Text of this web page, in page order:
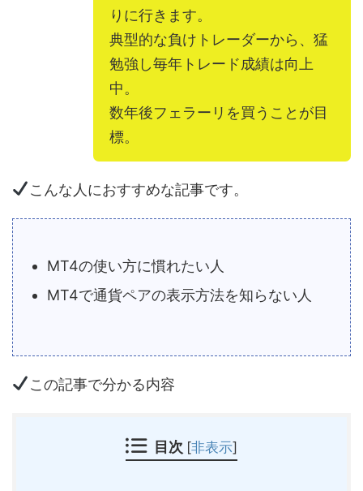
りに行きます。
典型的な負けトレーダーから、猛
勉強し毎年トレード成績は向上
中。
数年後フェラーリを買うことが目
標。
こんな人におすすめな記事です。
MT4の使い方に慣れたい人
MT4で通貨ペアの表示方法を知らない人
この記事で分かる内容
目次 [非表示]